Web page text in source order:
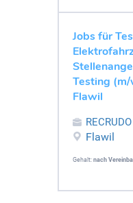
Jobs für
Testing
Flawil
Flawil
Gehalt: nach